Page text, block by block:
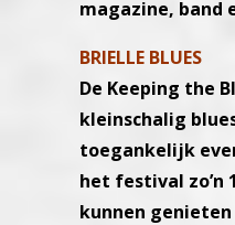
magazine, band
BRIELLE BLUES
De Keeping the
kleinschalig
toegankelijk
het festival zo’n
kunnen